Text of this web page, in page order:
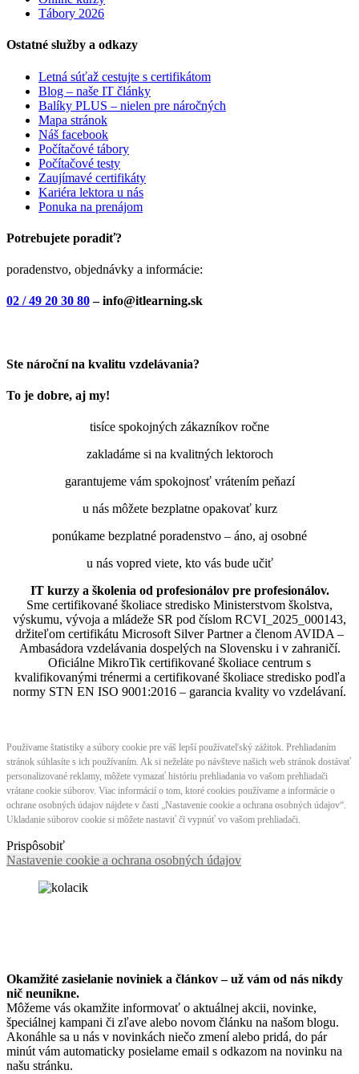
Tábory 2026
Ostatné služby a odkazy
Letná súťaž cestujte s certifikátom
Blog – naše IT články
Balíky PLUS – nielen pre náročných
Mapa stránok
Náš facebook
Počítačové tábory
Počítačové testy
Zaujímavé certifikáty
Kariéra lektora u nás
Ponuka na prenájom
Potrebujete poradiť?
poradenstvo, objednávky a informácie:
02 / 49 20 30 80– info@itlearning.sk
Ste nároční na kvalitu vzdelávania?
To je dobre, aj my!
tisíce spokojných zákazníkov ročne
zakladáme si na kvalitných lektoroch
garantujeme vám spokojnosť vrátením peňazí
u nás môžete bezplatne opakovať kurz
ponúkame bezplatné poradenstvo – áno, aj osobné
u nás vopred viete, kto vás bude učiť
IT kurzy a školenia od profesionálov pre profesionálov.
Sme certifikované školiace stredisko Ministerstvom školstva,
výskumu, vývoja a mládeže SR pod číslom RCVI_2025_000143,
držiteľom certifikátu Microsoft Silver Partner a členom AVIDA –
Ambasádora vzdelávania dospelých na Slovensku i v zahraničí.​​​​​​​​​​​​​​​​
Oficiálne MikroTik certifikované školiace centrum s
kvalifikovanými trénermi ​​​​​​​​​​a certifikované školiace stredisko podľa
normy STN EN ISO 9001:2016 – garancia kvality vo vzdelávaní.
Používame štatistiky a súbory cookie pre váš lepší používateľský zážitok. Prehliadaním
stránok súhlasíte s ich používaním. Ak si neželáte po návšteve našich web stránok dostávať
personalizované reklamy, môžete vymazať históriu prehliadania vo vašom prehliadači
vrátane cookie súborov. Viac informácií o tom, ktoré cookies používame a informácie o
ochrane osobných údajov nájdete v časti „Nastavenie cookie a ochrana osobných údajov“.
Ukladanie súborov cookie si môžete nastaviť či vypnúť vo vašom prehliadači.
Prispôsobiť
Nastavenie cookie a ochrana osobných údajov
Okamžité zasielanie noviniek a článkov – už vám od nás nikdy
nič neunikne.
Môžeme vás okamžite informovať o aktuálnej akcii, novinke,
špeciálnej kampani či zľave alebo novom článku na našom blogu.
Akonáhle sa u nás v novinkách niečo zmení alebo pridá, do pár
minút vám automaticky posielame email s odkazom na novinku na
našu stránku.